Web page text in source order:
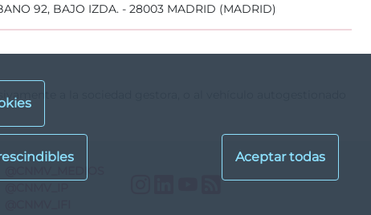
92, BAJO IZDA. - 28003 MADRID (MADRID)
a la sociedad gestora, o al vehículo autogestionado
Instagram
LinkedIn
YouTube
RSS